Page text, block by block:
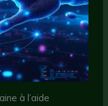
à l’aide